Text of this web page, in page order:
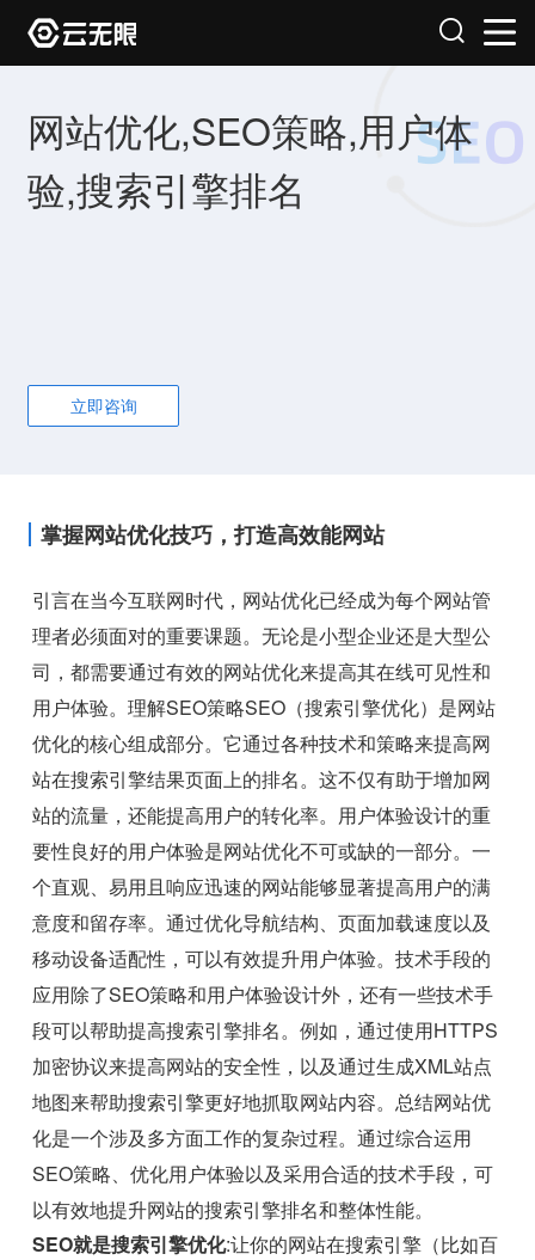
网站优化,SEO策略,用户体
验,搜索引擎排名
立即咨询
掌握网站优化技巧，打造高效能网站
引言在当今互联网时代，网站优化已经成为每个网站管
理者必须面对的重要课题。无论是小型企业还是大型公
司，都需要通过有效的网站优化来提高其在线可见性和
用户体验。理解SEO策略SEO（搜索引擎优化）是网站
优化的核心组成部分。它通过各种技术和策略来提高网
站在搜索引擎结果页面上的排名。这不仅有助于增加网
站的流量，还能提高用户的转化率。用户体验设计的重
要性良好的用户体验是网站优化不可或缺的一部分。一
个直观、易用且响应迅速的网站能够显著提高用户的满
意度和留存率。通过优化导航结构、页面加载速度以及
移动设备适配性，可以有效提升用户体验。技术手段的
应用除了SEO策略和用户体验设计外，还有一些技术手
段可以帮助提高搜索引擎排名。例如，通过使用HTTPS
加密协议来提高网站的安全性，以及通过生成XML站点
地图来帮助搜索引擎更好地抓取网站内容。总结网站优
化是一个涉及多方面工作的复杂过程。通过综合运用
SEO策略、优化用户体验以及采用合适的技术手段，可
以有效地提升网站的搜索引擎排名和整体性能。
SEO就是搜索引擎优化:让你的网站在搜索引擎（比如百